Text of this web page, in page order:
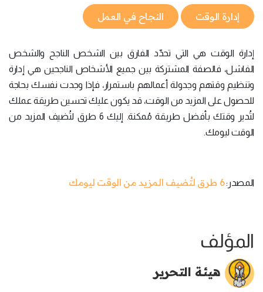
إدارة الوقت النجاح في العمل
إدارة الوقت هي التي تحدّد الفارق بين الشخص الناجح والشخص
الفاشل، فالصفة المشتركة بين جميع الأشخاص الناجحين هي إدارة
وتنظيم وقتهم وجدولة أعمالهم باستمرار، فإذا وجدت نفسك بحاجة
للحصول على المزيد من الوقت، قد يكون عليك تحسين طريقة عملك
لتُدير وقتك بأفضل طريقة مُمكنة. إليك 6 طرق لتُضيف المزيد من
الوقت ليومك.
المصدر:6 طرق لتُضيف المزيد من الوقت ليومك
المؤلف
هيئة التحرير